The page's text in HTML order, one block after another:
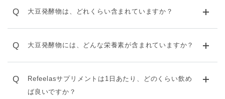
Q 大豆発酵物は、どれくらい含まれていますか？
Q 大豆発酵物には、どんな栄養素が含まれていますか？
Q
Refeelasサプリメントは1日あたり、どのくらい飲め
ば良いですか？